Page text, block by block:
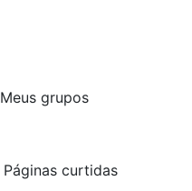
Meus grupos
Páginas curtidas